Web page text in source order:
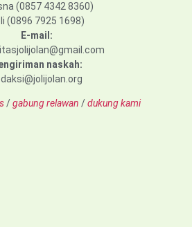
(0857 4342 8360)
(0896 7925 1698)
E-mail:
naskah:
/gabung relawan /dukung kami